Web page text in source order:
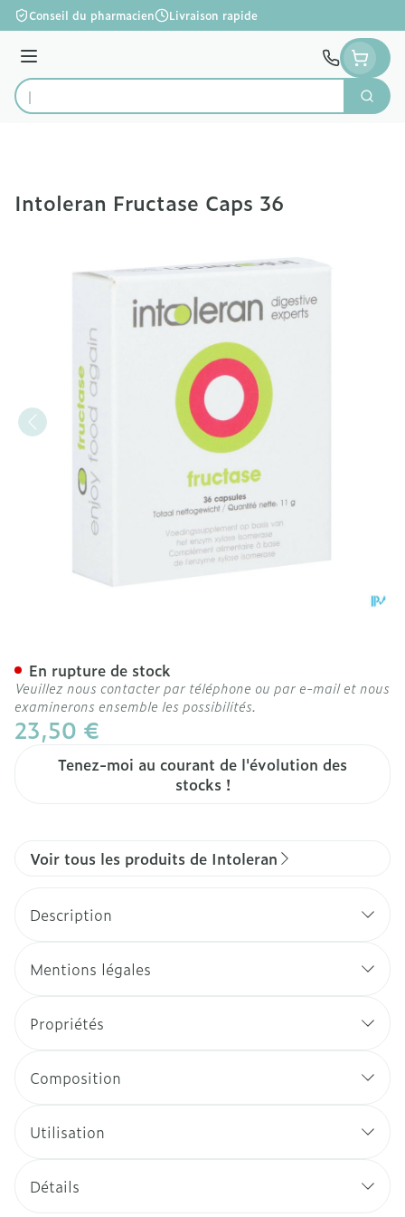
Aller au contenu
Conseil du pharmacien Livraison rapide
Menu
Rechercher
Intoleran Fructase Caps 36
23,50 €
Tenez-moi au courant de l'évolution des
stocks !
En rupture de stock
Veuillez nous contacter par téléphone ou par e-mail et nous
examinerons ensemble les possibilités.
Voir tous les produits de Intoleran
Description
Mentions légales
Propriétés
Composition
Utilisation
Détails